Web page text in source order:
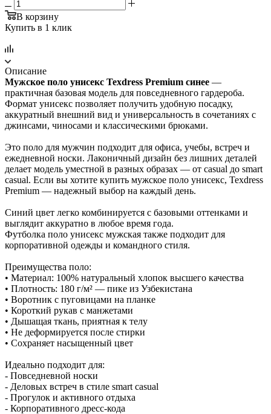
В корзину
Купить в 1 клик
Описание
Мужское поло унисекс Texdress Premium синее —
практичная базовая модель для повседневного гардероба.
Формат унисекс позволяет получить удобную посадку,
аккуратный внешний вид и универсальность в сочетаниях с
джинсами, чиносами и классическими брюками.
Это поло для мужчин подходит для офиса, учебы, встреч и
ежедневной носки. Лаконичный дизайн без лишних деталей
делает модель уместной в разных образах — от casual до smart
casual. Если вы хотите купить мужское поло унисекс, Texdress
Premium — надежный выбор на каждый день.
Синий цвет легко комбинируется с базовыми оттенками и
выглядит аккуратно в любое время года.
Футболка поло унисекс мужская также подходит для
корпоративной одежды и командного стиля.
Преимущества поло:
• Материал: 100% натуральный хлопок высшего качества
• Плотность: 180 г/м² — пике из Узбекистана
• Воротник с пуговицами на планке
• Короткий рукав с манжетами
• Дышащая ткань, приятная к телу
• Не деформируется после стирки
• Сохраняет насыщенный цвет
Идеально подходит для:
- Повседневной носки
- Деловых встреч в стиле smart casual
- Прогулок и активного отдыха
- Корпоративного дресс-кода